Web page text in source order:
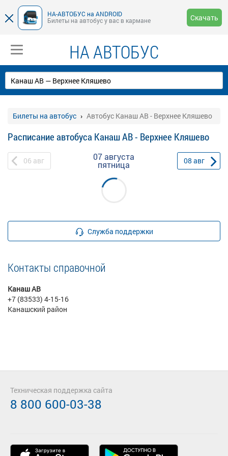
НА-АВТОБУС на ANDROID
Билеты на автобус у вас в кармане
Скачать
НА АВТОБУС
Билеты на автобус Автобус Канаш АВ - Верхнее Кляшево
Расписание автобуса Канаш АВ - Верхнее Кляшево
06 авг 07 августа
пятница 08 авг
Служба поддержки
Контакты справочной
Канаш АВ
+7 (83533) 4-15-16
Канашский район
Техническая поддержка сайта
8 800 600-03-38